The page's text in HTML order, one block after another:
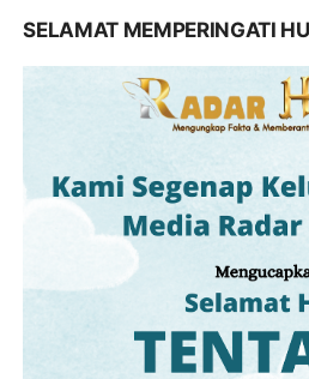
SELAMAT MEMPERINGATI